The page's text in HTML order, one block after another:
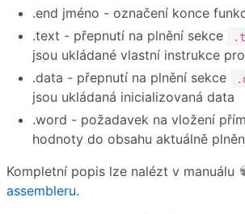
.end jméno - označení konce
.text - přepnutí na plnění sekce
jsou ukládané vlastní instrukce
.data - přepnutí na plnění sekce
jsou ukládaná inicializovaná data
.word - požadavek na vložení
hodnoty do obsahu aktuálně
Kompletní popis lze nalézt v manuálu
assembleru.